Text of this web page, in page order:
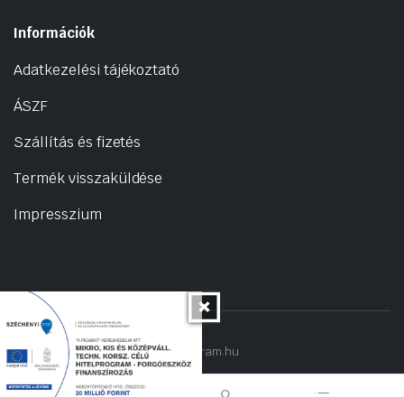
Információk
Adatkezelési tájékoztató
ÁSZF
Szállítás és fizetés
Termék visszaküldése
Impresszium
Copyright 2022 © hogyantalaljanakram.hu